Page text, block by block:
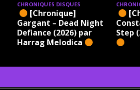
CHRONIQUES DISQUES
[Chronique]
Gargant – Dead Night
Defiance (2026) par
Harrag Melodica
Step